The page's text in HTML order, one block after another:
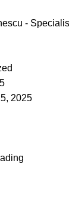
-
2025